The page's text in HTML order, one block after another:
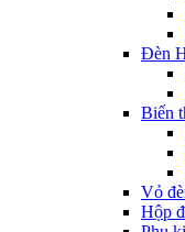
Đèn
Biến
Vỏ
Hộp